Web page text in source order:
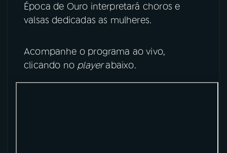
05PODCASTS
06VIDEOCASTS
07ÚLTIMAS
Época de Ouro interpretará choros e
valsas dedicadas as mulheres.
Acompanhe o programa ao vivo,
clicando no playerabaixo.